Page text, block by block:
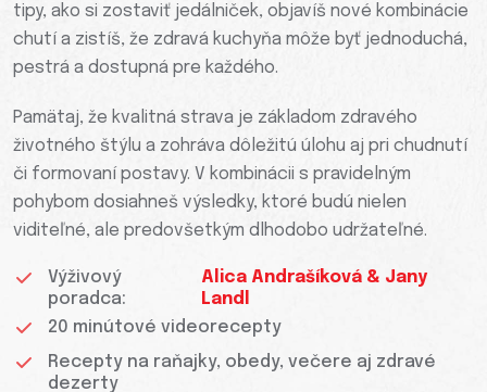
tipy, ako si zostaviť jedálniček, objavíš nové kombinácie
chutí a zistíš, že zdravá kuchyňa môže byť jednoduchá,
pestrá a dostupná pre každého.
Pamätaj, že kvalitná strava je základom zdravého
životného štýlu a zohráva dôležitú úlohu aj pri chudnutí
či formovaní postavy. V kombinácii s pravidelným
pohybom dosiahneš výsledky, ktoré budú nielen
viditeľné, ale predovšetkým dlhodobo udržateľné.
Výživový
poradca:
Alica Andrašíková & Jany
Landl
20 minútové videorecepty
Recepty na raňajky, obedy, večere aj zdravé
dezerty